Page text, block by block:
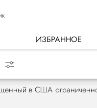
ИЗБРАННОЕ